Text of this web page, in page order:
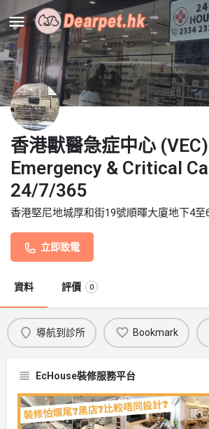
香港獸醫急症中心
Emergency & Critical
24/7/365
香港堅尼地城厚和街19號順暉大廈地下4至
立即致電
資料 評價 0
導航到診所 Bookmark
EcHouse裝修服務平台